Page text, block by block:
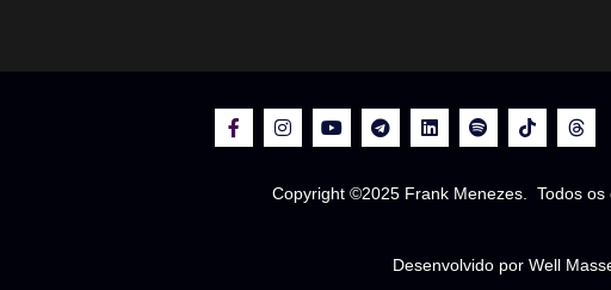
Copyright ©2025 Frank Menezes. Todos os
Desenvolvido por Well